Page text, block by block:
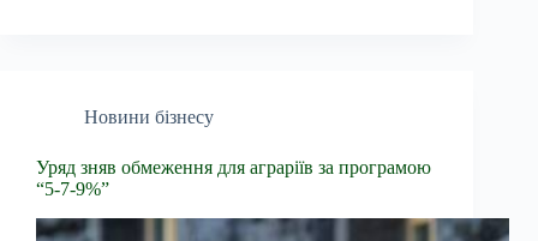
Новини бізнесу
Уряд зняв обмеження для аграріїв за програмою
“5-7-9%”